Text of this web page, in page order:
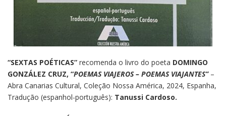
“SEXTAS POÉTICAS” recomenda o livro do poeta DOMINGO
GONZÁLEZ CRUZ, “POEMAS VIAJEROS – POEMAS VIAJANTES” –
Abra Canarias Cultural, Coleção Nossa América, 2024, Espanha,
Tradução (espanhol-português): Tanussi Cardoso.